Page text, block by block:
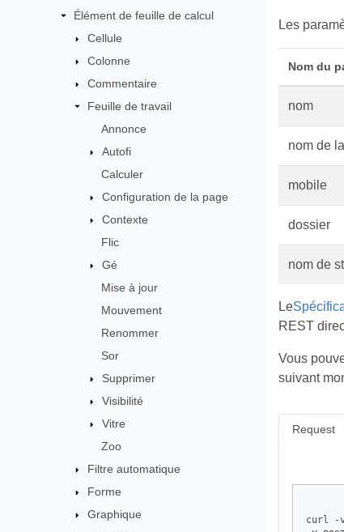
Élément de feuille de calcul
Cellule
Colonne
Commentaire
Feuille de travail
Annonce
Autofi
Calculer
Configuration de la page
Contexte
Flic
Gé
Mise à jour
Mouvement
Renommer
Sor
Supprimer
Visibilité
Vitre
Zoo
Filtre automatique
Forme
Graphique
Les
Nom du
nom
nom de
mobile
dossier
nom de
Le
REST
Vous
suivant
Request
curl -